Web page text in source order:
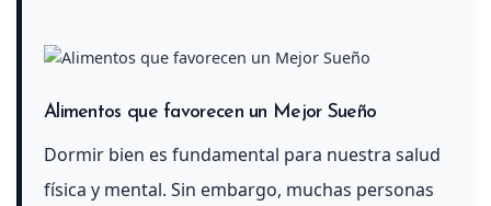
Alimentos que favorecen un Mejor Sueño
Dormir bien es fundamental para nuestra salud
física y mental. Sin embargo, muchas personas